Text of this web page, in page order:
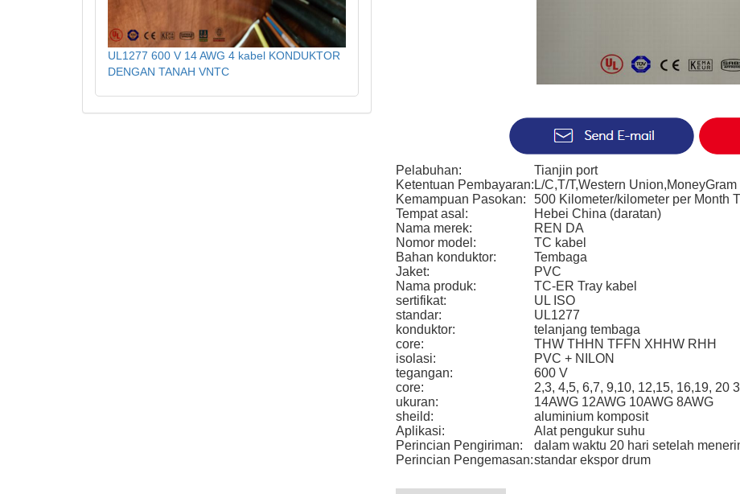
Pelabuhan:
Tianjin port
Ketentuan Pembayaran: L/C,T/T,Western Union,MoneyGram
Kemampuan Pasokan:
500 Kilometer/kilometer per Month
Tempat asal:
Hebei China (daratan)
Nama merek:
REN DA
Nomor model:
TC kabel
Bahan konduktor:
Tembaga
Jaket:
PVC
Nama produk:
TC-ER Tray kabel
sertifikat:
UL ISO
standar:
UL1277
konduktor:
telanjang tembaga
core:
THW THHN TFFN XHHW RHH
isolasi:
PVC + NILON
tegangan:
600 V
core:
2,3, 4,5, 6,7, 9,10, 12,15, 16,19, 20
ukuran:
14AWG 12AWG 10AWG 8AWG
sheild:
aluminium komposit
Aplikasi:
Alat pengukur suhu
Perincian Pengiriman:
dalam waktu 20 hari setelah
Perincian Pengemasan:standar ekspor drum
UL1277 600 V 14 AWG 4 kabel KONDUKTOR
DENGAN TANAH VNTC